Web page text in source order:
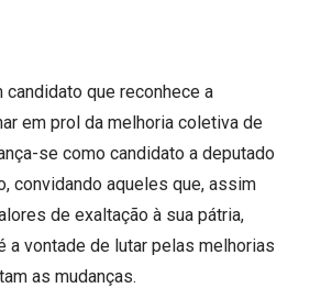
candidato que reconhece a
em prol da melhoria coletiva de
se como candidato a deputado
convidando aqueles que, assim
de exaltação à sua pátria,
a vontade de lutar pelas melhorias
as mudanças.